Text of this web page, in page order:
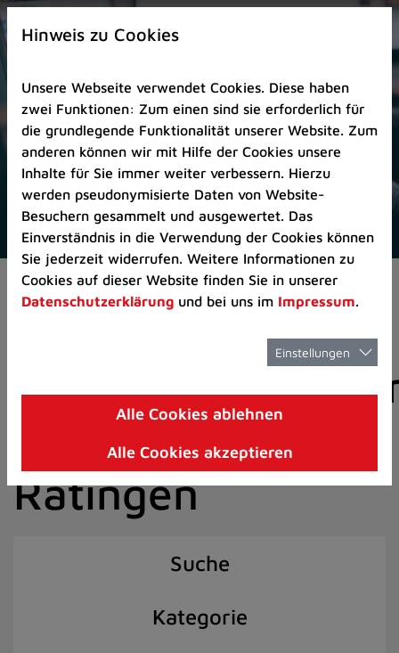
Zur
Startseite
Zum
Seitenanfang
springen
(Schnelltaste
A)
Zur
Navigation/Menü
springen
(Schnelltaste
M)
Zur
8)
I)
Aktuelles Pressemitteilungen
der Stadt
Ratingen
Suche
Kategorie
Hinweis zu Cookies
Unsere Webseite verwendet Cookies. Diese haben
zwei Funktionen: Zum einen sind sie erforderlich für
die grundlegende Funktionalität unserer Website. Zum
anderen können wir mit Hilfe der Cookies unsere
Inhalte für Sie immer weiter verbessern. Hierzu
werden pseudonymisierte Daten von Website-
Besuchern gesammelt und ausgewertet. Das
Einverständnis in die Verwendung der Cookies können
Sie jederzeit widerrufen. Weitere Informationen zu
Cookies auf dieser Website finden Sie in unserer
Datenschutzerklärung und bei uns im Impressum.
Einstellungen
Alle Cookies ablehnen
Alle Cookies akzeptieren